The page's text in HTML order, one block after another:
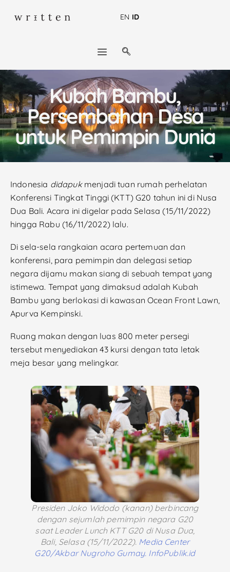
EN ID
Kubah Bambu,
Persembahan Desa
untuk Pemimpin Dunia
Indonesia didapukmenjadi tuan rumah perhelatan
Konferensi Tingkat Tinggi (KTT) G20 tahun ini di Nusa
Dua Bali. Acara ini digelar pada Selasa (15/11/2022)
hingga Rabu (16/11/2022) lalu.
Di sela-sela rangkaian acara pertemuan dan
konferensi, para pemimpin dan delegasi setiap
negara dijamu makan siang di sebuah tempat yang
istimewa. Tempat yang dimaksud adalah Kubah
Bambu yang berlokasi di kawasan Ocean Front Lawn,
Apurva Kempinski.
Ruang makan dengan luas 800 meter persegi
tersebut menyediakan 43 kursi dengan tata letak
meja besar yang melingkar.
Presiden Joko Widodo (kanan) berbincang
dengan sejumlah pemimpin negara G20
saat Leader Lunch KTT G20 di Nusa Dua,
Bali, Selasa (15/11/2022). Media Center
G20/Akbar Nugroho Gumay. InfoPublik.id